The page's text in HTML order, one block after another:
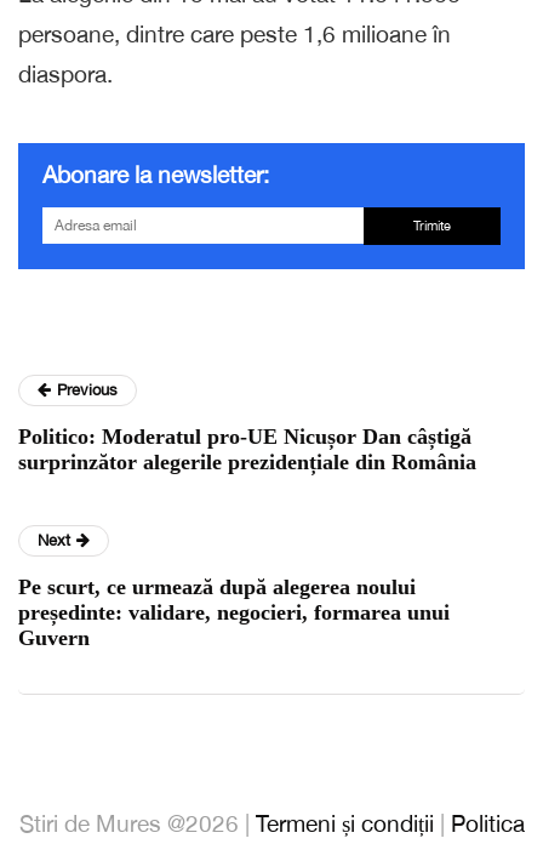
persoane, dintre care peste 1,6 milioane în
diaspora.
Abonare la newsletter:
Trimite
Previous
Politico: Moderatul pro-UE Nicușor Dan câștigă
surprinzător alegerile prezidențiale din România
Next
Pe scurt, ce urmează după alegerea noului
președinte: validare, negocieri, formarea unui
Guvern
Stiri de Mures @2026 | Termeni și condiții Politica